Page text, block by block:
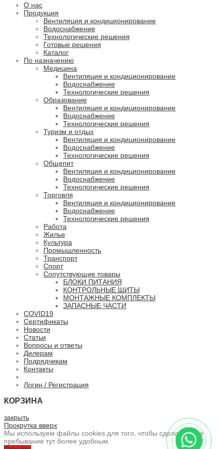
О нас
Продукция
Вентиляция и кондиционирование
Водоснабжение
Технологические решения
Готовые решения
Каталог
По назначению
Медицина
Вентиляция и кондиционирование
Водоснабжение
Технологические решения
Образование
Вентиляция и кондиционирование
Водоснабжение
Технологические решения
Туризм и отдых
Вентиляция и кондиционирование
Водоснабжение
Технологические решения
Общепит
Вентиляция и кондиционирование
Водоснабжение
Технологические решения
Торговля
Вентиляция и кондиционирование
Водоснабжение
Технологические решения
Работа
Жилье
Культура
Промышленность
Транспорт
Спорт
Сопутствующие товары
БЛОКИ ПИТАНИЯ
КОНТРОЛЬНЫЕ ЩИТЫ
МОНТАЖНЫЕ КОМПЛЕКТЫ
ЗАПАСНЫЕ ЧАСТИ
COVID19
Сертификаты
Новости
Статьи
Вопросы и ответы
Дилерам
Подрядчикам
Контакты
Логин / Регистрация
КОРЗИНА
закрыть
Прокрутка вверх
Мы используем файлы cookies для того, чтобы сделать ваше
пребывание тут более удобным.